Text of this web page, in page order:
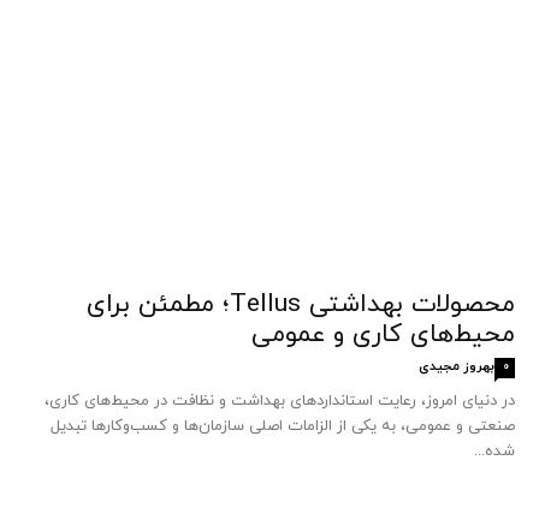
محصولات بهداشتی Tellus؛ مطمئن برای
محیط‌های کاری و عمومی
بهروز مجیدی 0
در دنیای امروز، رعایت استانداردهای بهداشت و نظافت در محیط‌های کاری،
صنعتی و عمومی، به یکی از الزامات اصلی سازمان‌ها و کسب‌وکارها تبدیل
شده...